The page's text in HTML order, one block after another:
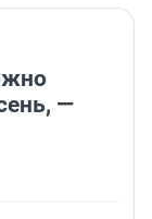
—